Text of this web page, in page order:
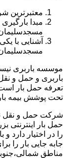
معتبرترین
مبدا
آشنایی با
موسسه باربری
باربری و حمل و
تعرفه حمل بار
تحت پوشش بیمه
شرکت حمل و نقل
حمل بار اینترنتی
را در اختیار دارد
جابه جایی بار را
مناطق